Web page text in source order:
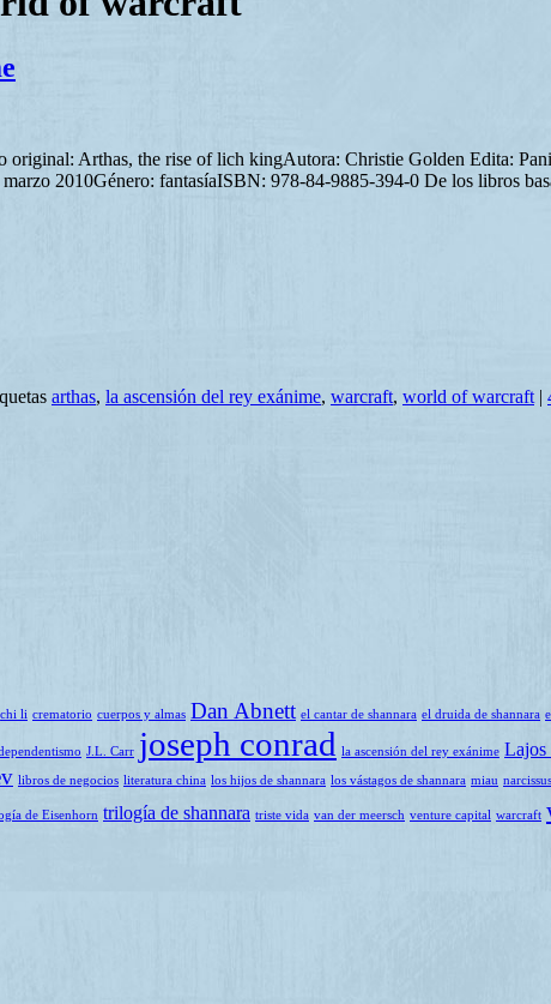
Arthas, the rise of lich kingAutora: Christie Golden Edita:
2010Género: fantasíaISBN: 978-84-9885-394-0 De los libros
arthas, la ascensión del rey exánime, warcraft, world of warcraft |
chi li crematorio cuerpos y almas Dan Abnett el cantar de shannara el druida de shannara
J.L. Carr joseph conrad la ascensión del rey exánime
libros de negocios literatura china los hijos de shannara los vástagos de shannara miau narcissus
de Eisenhorn trilogía de shannara triste vida van der meersch venture capital warcraft